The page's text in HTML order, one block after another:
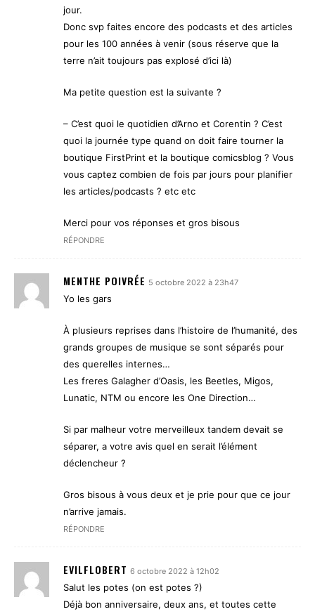
jour.
Donc svp faites encore des podcasts et des articles
pour les 100 années à venir (sous réserve que la
terre n’ait toujours pas explosé d’ici là)
Ma petite question est la suivante ?
– C’est quoi le quotidien d’Arno et Corentin ? C’est
quoi la journée type quand on doit faire tourner la
boutique FirstPrint et la boutique comicsblog ? Vous
vous captez combien de fois par jours pour planifier
les articles/podcasts ? etc etc
Merci pour vos réponses et gros bisous
RÉPONDRE
MENTHE POIVRÉE 5 octobre 2022 à 23h47
Yo les gars
À plusieurs reprises dans l’histoire de l’humanité, des
grands groupes de musique se sont séparés pour
des querelles internes…
Les freres Galagher d’Oasis, les Beetles, Migos,
Lunatic, NTM ou encore les One Direction…
Si par malheur votre merveilleux tandem devait se
séparer, a votre avis quel en serait l’élément
déclencheur ?
Gros bisous à vous deux et je prie pour que ce jour
n’arrive jamais.
RÉPONDRE
EVILFLOBERT 6 octobre 2022 à 12h02
Salut les potes (on est potes ?)
Déjà bon anniversaire, deux ans, et toutes cette